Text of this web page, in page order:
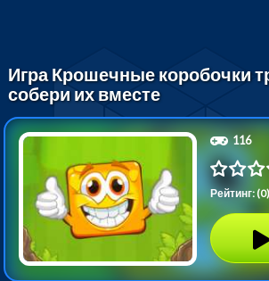
Игра Крошечные коробочки
собери их вместе
116
Рейтинг: (0)